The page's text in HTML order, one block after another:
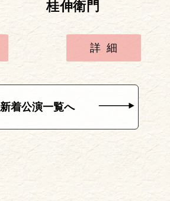
桂伸衛門
詳細
新着公演一覧へ